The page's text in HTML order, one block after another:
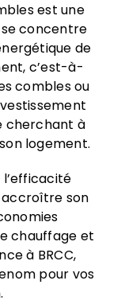
est une
se concentre
de
c’est-à-
combles ou
cherchant à
logement.
son
chauffage et
à BRCC,
pour vos